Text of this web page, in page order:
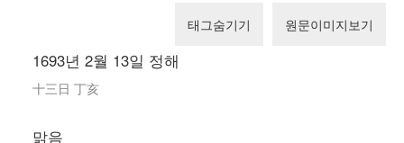
태그숨기기 원문이미지보기
1693년 2월 13일 정해
十三日 丁亥
맑음